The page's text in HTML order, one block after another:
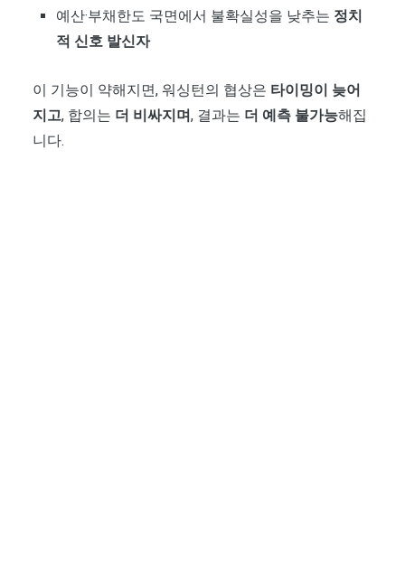
예산·부채한도 국면에서 불확실성을 낮추는 정치
적 신호 발신자
이 기능이 약해지면, 워싱턴의 협상은 타이밍이 늦어
지고, 합의는 더 비싸지며, 결과는 더 예측 불가능해집
니다.